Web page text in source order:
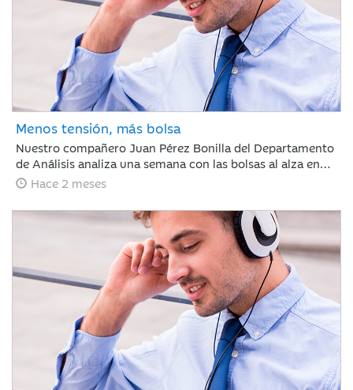
Menos tensión, más bolsa
Nuestro compañero Juan Pérez Bonilla del Departamento
de Análisis analiza una semana con las bolsas al alza en
Europa y Japón, tras asimilar los resultados récord de
principio de acuerdo entre EE. UU. e Irán, lo que relaja las
curvas de renta fija. Para los próximos días, el foco estará
en la evolución diplomática y los datos clave de inflación
en Europa y EE. UU.
Hace 2 meses